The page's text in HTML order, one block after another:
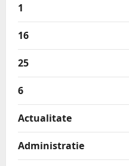
1
16
25
6
Actualitate
Administratie